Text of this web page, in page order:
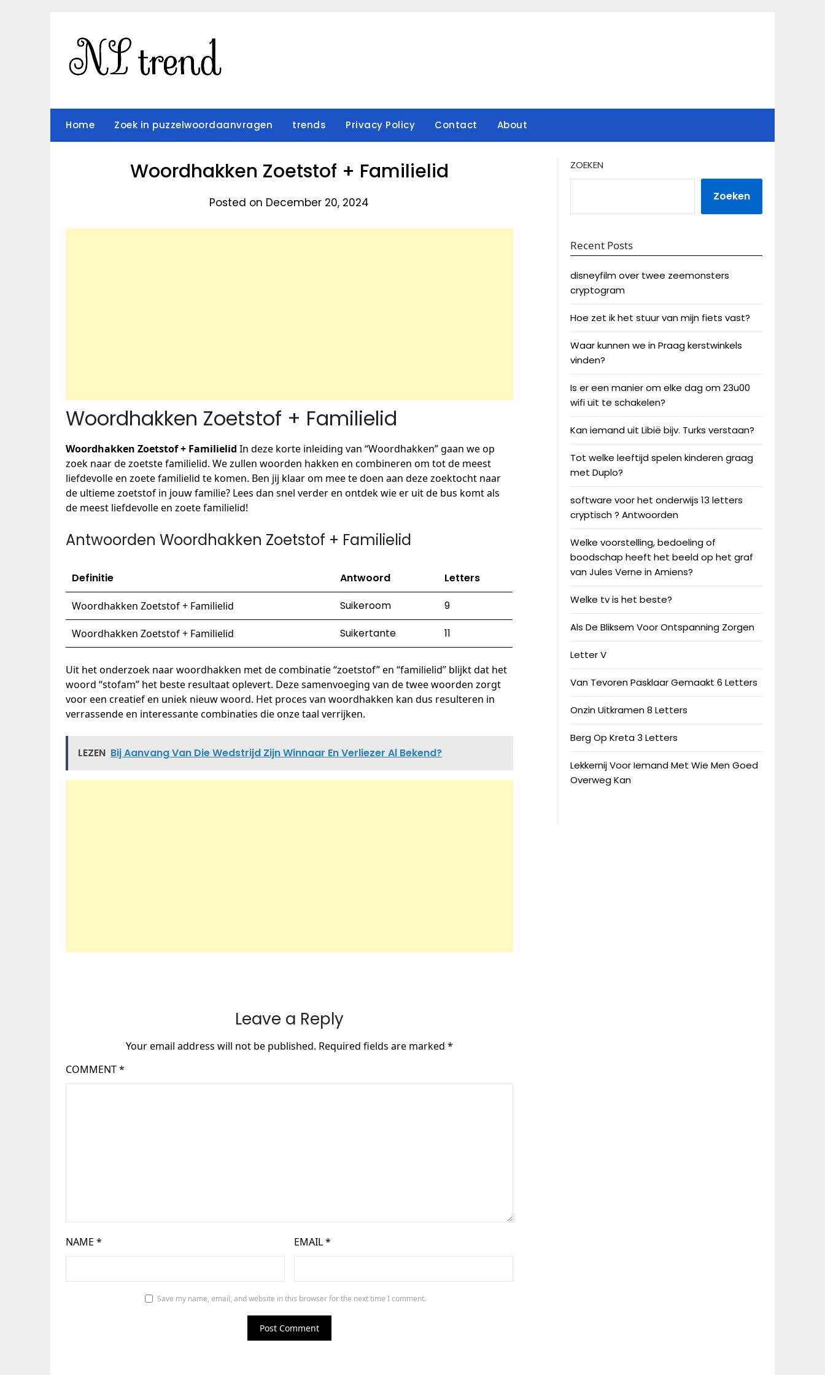
Home Zoek in puzzelwoordaanvragen trends Privacy Policy Contact About
Woordhakken Zoetstof + Familielid
Posted on December 20, 2024
Woordhakken Zoetstof + Familielid
Woordhakken Zoetstof + Familielid In deze korte inleiding van “Woordhakken” gaan we op
zoek naar de zoetste familielid. We zullen woorden hakken en combineren om tot de meest
liefdevolle en zoete familielid te komen. Ben jij klaar om mee te doen aan deze zoektocht naar
de ultieme zoetstof in jouw familie? Lees dan snel verder en ontdek wie er uit de bus komt als
de meest liefdevolle en zoete familielid!
Antwoorden Woordhakken Zoetstof + Familielid
Definitie Antwoord Letters
Woordhakken Zoetstof + Familielid Suikeroom 9
Woordhakken Zoetstof + Familielid Suikertante 11
Uit het onderzoek naar woordhakken met de combinatie “zoetstof” en “familielid” blijkt dat het
woord “stofam” het beste resultaat oplevert. Deze samenvoeging van de twee woorden zorgt
voor een creatief en uniek nieuw woord. Het proces van woordhakken kan dus resulteren in
verrassende en interessante combinaties die onze taal verrijken.
LEZEN Bij Aanvang Van Die Wedstrijd Zijn Winnaar En Verliezer Al Bekend?
Leave a Reply
Your email address will not be published. Required fields are marked *
COMMENT*
NAME * EMAIL*
Save my name, email, and website in this browser for the next time I comment.
ZOEKEN
Zoeken
Recent Posts
disneyfilm over twee zeemonsters
cryptogram
Hoe zet ik het stuur van mijn fiets vast?
Waar kunnen we in Praag kerstwinkels
vinden?
Is er een manier om elke dag om 23u00
wifi uit te schakelen?
Kan iemand uit Libië bijv. Turks verstaan?
Tot welke leeftijd spelen kinderen graag
met Duplo?
software voor het onderwijs 13 letters
cryptisch ? Antwoorden
Welke voorstelling, bedoeling of
boodschap heeft het beeld op het graf
van Jules Verne in Amiens?
Welke tv is het beste?
Als De Bliksem Voor Ontspanning Zorgen
Letter V
Van Tevoren Pasklaar Gemaakt 6 Letters
Onzin Uitkramen 8 Letters
Berg Op Kreta 3 Letters
Lekkernij Voor Iemand Met Wie Men Goed
Overweg Kan